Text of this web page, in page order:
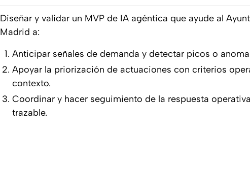
Diseñar y validar un MVP de IA agéntica que ayude al
Madrid a:
Anticipar señales de demanda y detectar picos o
Apoyar la priorización de actuaciones con criterios
contexto.
Coordinar y hacer seguimiento de la respuesta
trazable.